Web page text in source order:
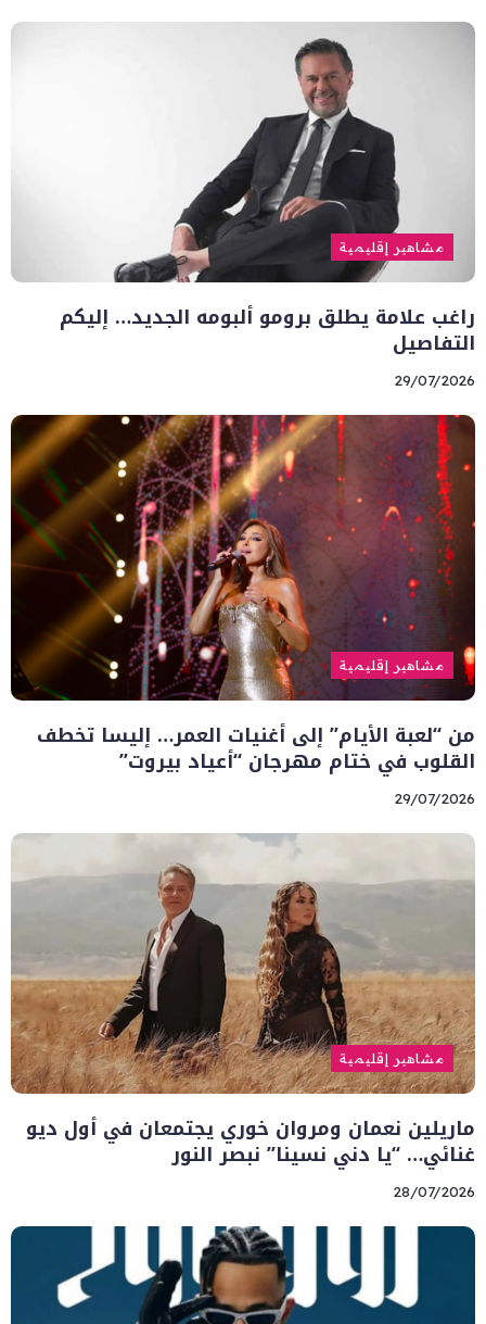
مشاهير إقليمية
راغب علامة يطلق برومو ألبومه الجديد… إليكم
التفاصيل
29/07/2026
مشاهير إقليمية
من “لعبة الأيام” إلى أغنيات العمر… إليسا تخطف
القلوب في ختام مهرجان “أعياد بيروت”
29/07/2026
مشاهير إقليمية
ماريلين نعمان ومروان خوري يجتمعان في أول ديو
غنائي… “يا دني نسينا” نبصر النور
28/07/2026